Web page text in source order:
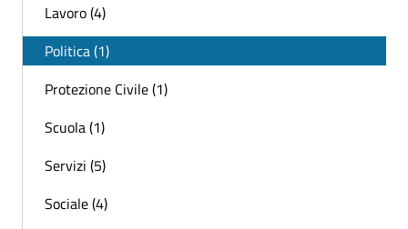
Lavoro (4)
Politica (1)
Protezione Civile (1)
Scuola (1)
Servizi (5)
Sociale (4)